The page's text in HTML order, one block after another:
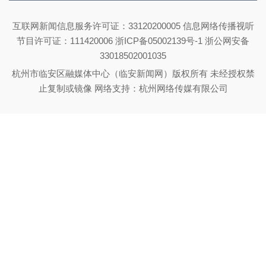
互联网新闻信息服务许可证：33120200005 信息网络传播视听
节目许可证：111420006 浙ICP备05002139号-1 浙公网安备
33018502001035
杭州市临安区融媒体中心（临安新闻网）版权所有 未经授权禁
止复制或镜像 网络支持：杭州网络传媒有限公司